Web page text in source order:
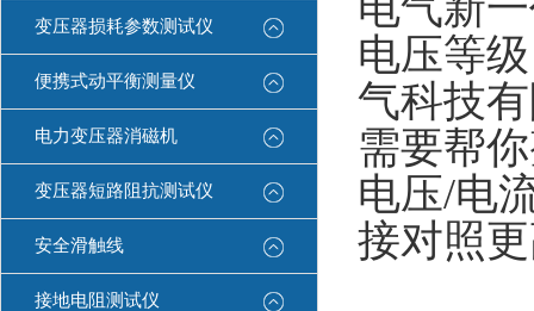
变压器损耗参数测试仪
便携式动平衡测量仪
电力变压器消磁机
变压器短路阻抗测试仪
安全滑触线
接地电阻测试仪
电压等
气科技
需要帮
电压/电
接对照